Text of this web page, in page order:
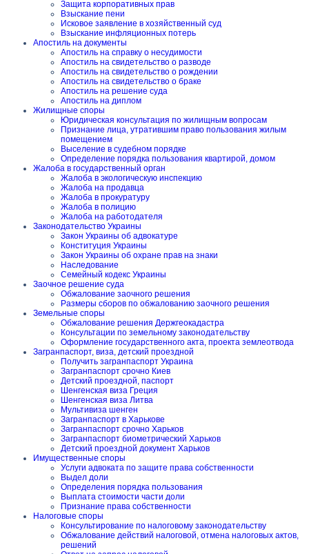
Защита корпоративных прав
Взыскание пени
Исковое заявление в хозяйственный суд
Взыскание инфляционных потерь
Апостиль на документы
Апостиль на справку о несудимости
Апостиль на свидетельство о разводе
Апостиль на свидетельство о рождении
Апостиль на свидетельство о браке
Апостиль на решение суда
Апостиль на диплом
Жилищные споры
Юридическая консультация по жилищным вопросам
Признание лица, утратившим право пользования жилым
помещением
Выселение в судебном порядке
Определение порядка пользования квартирой, домом
Жалоба в государственный орган
Жалоба в экологическую инспекцию
Жалоба на продавца
Жалоба в прокуратуру
Жалоба в полицию
Жалоба на работодателя
Законодательство Украины
Закон Украины об адвокатуре
Конституция Украины
Закон Украины об охране прав на знаки
Наследование
Семейный кодекс Украины
Заочное решение суда
Обжалование заочного решения
Размеры сборов по обжалованию заочного решения
Земельные споры
Обжалование решения Держгеокадастра
Консультации по земельному законодательству
Оформление государственного акта, проекта землеотвода
Загранпаспорт, виза, детский проездной
Получить загранпаспорт Украина
Загранпаспорт срочно Киев
Детский проездной, паспорт
Шенгенская виза Греция
Шенгенская виза Литва
Мультивиза шенген
Загранпаспорт в Харькове
Загранпаспорт срочно Харьков
Загранпаспорт биометрический Харьков
Детский проездной документ Харьков
Имущественные споры
Услуги адвоката по защите права собственности
Выдел доли
Определения порядка пользования
Выплата стоимости части доли
Признание права собственности
Налоговые споры
Консультирование по налоговому законодательству
Обжалование действий налоговой, отмена налоговых актов,
решений